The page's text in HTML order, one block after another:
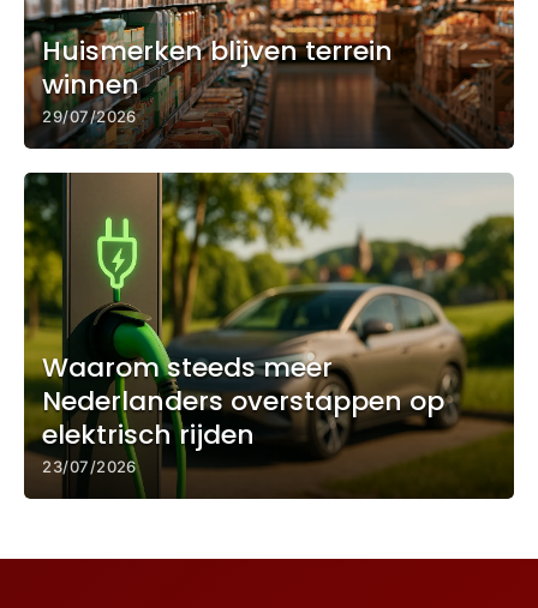
Huismerken blijven terrein
winnen
29/07/2026
Waarom steeds meer
Nederlanders overstappen op
elektrisch rijden
23/07/2026